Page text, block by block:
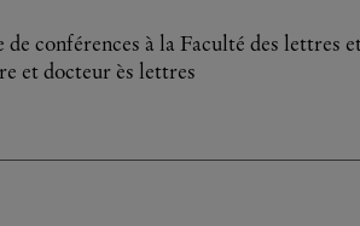
conférences à la Faculté des lettres
et docteur ès lettres